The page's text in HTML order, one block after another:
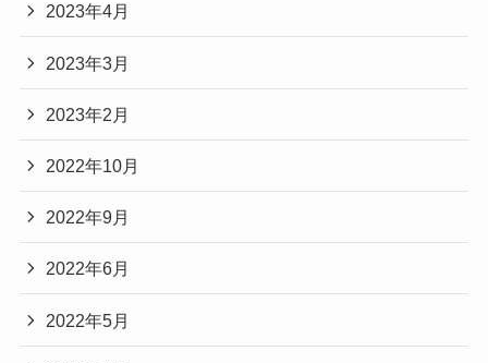
2023年4月
2023年3月
2023年2月
2022年10月
2022年9月
2022年6月
2022年5月